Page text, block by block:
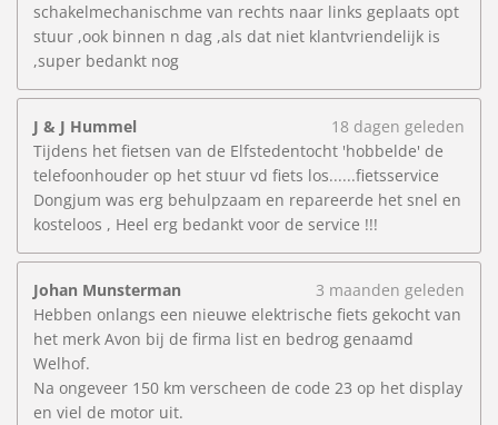
schakelmechanischme van rechts naar links geplaats opt
stuur ,ook binnen n dag ,als dat niet klantvriendelijk is
,super bedankt nog
J & J Hummel
18 dagen geleden
Tijdens het fietsen van de Elfstedentocht 'hobbelde' de
telefoonhouder op het stuur vd fiets los......fietsservice
Dongjum was erg behulpzaam en repareerde het snel en
kosteloos , Heel erg bedankt voor de service !!!
Johan Munsterman
3 maanden geleden
Hebben onlangs een nieuwe elektrische fiets gekocht van
het merk Avon bij de firma list en bedrog genaamd
Welhof.
Na ongeveer 150 km verscheen de code 23 op het display
en viel de motor uit.